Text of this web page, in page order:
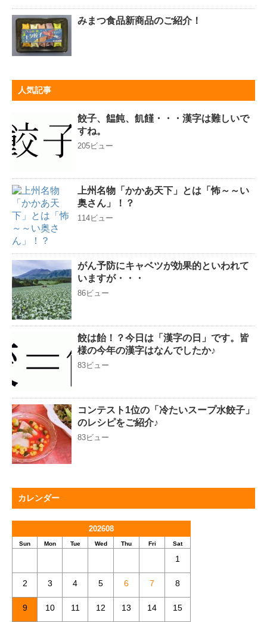
みまつ食品新商品のご紹介！
人気記事
餃子、饂飩、飢饉・・・漢字は難しいで
すね。
205ビュー
上州名物「かかあ天下」とは「怖～～い
奥さん」！？
114ビュー
がん予防にキャベツが効果的といわれて
いますが・・・
86ビュー
餃は飴！？今日は「漢字の日」です。皆
様の今年の漢字はなんでしたか♪
83ビュー
コンテスト1位の「冷たいスープ水餃子」
のレシピをご紹介♪
83ビュー
カレンダー
202608
Sun Mon Tue Wed Thu Fri Sat
1
2 3 4 5 6 7 8
9 10 11 12 13 14 15